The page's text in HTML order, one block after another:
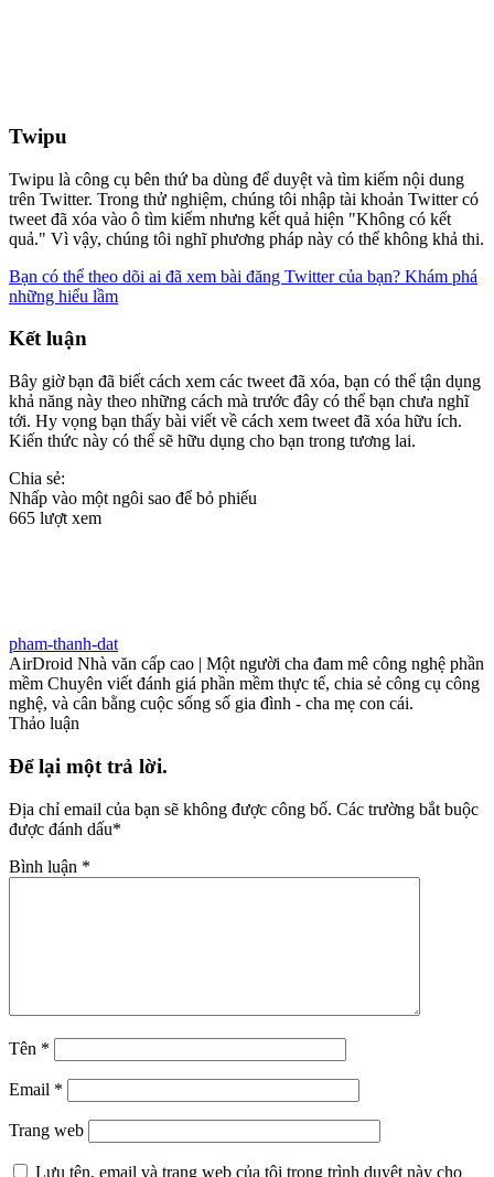
Twipu
Twipu là công cụ bên thứ ba dùng để duyệt và tìm kiếm nội dung
trên Twitter. Trong thử nghiệm, chúng tôi nhập tài khoản Twitter có
tweet đã xóa vào ô tìm kiếm nhưng kết quả hiện "Không có kết
quả." Vì vậy, chúng tôi nghĩ phương pháp này có thể không khả thi.
Bạn có thể theo dõi ai đã xem bài đăng Twitter của bạn? Khám phá
những hiểu lầm
Kết luận
Bây giờ bạn đã biết cách xem các tweet đã xóa, bạn có thể tận dụng
khả năng này theo những cách mà trước đây có thể bạn chưa nghĩ
tới. Hy vọng bạn thấy bài viết về cách xem tweet đã xóa hữu ích.
Kiến thức này có thể sẽ hữu dụng cho bạn trong tương lai.
Chia sẻ:
Nhấp vào một ngôi sao để bỏ phiếu
665 lượt xem
pham-thanh-dat
AirDroid Nhà văn cấp cao | Một người cha đam mê công nghệ phần
mềm Chuyên viết đánh giá phần mềm thực tế, chia sẻ công cụ công
nghệ, và cân bằng cuộc sống số gia đình - cha mẹ con cái.
Thảo luận
Để lại một trả lời.
Địa chỉ email của bạn sẽ không được công bố. Các trường bắt buộc
được đánh dấu*
Bình luận *
Tên *
Email *
Trang web
Lưu tên, email và trang web của tôi trong trình duyệt này cho